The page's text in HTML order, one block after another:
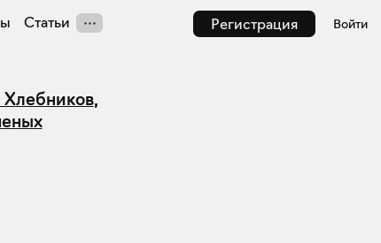
Регистрация Войти
Статьи
,